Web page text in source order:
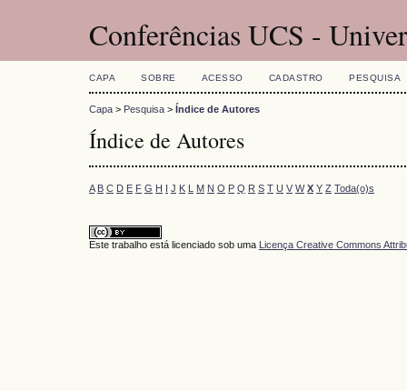
Conferências UCS -
CAPA SOBRE ACESSO CADASTRO PESQUISA
Capa > Pesquisa > Índice de Autores
Índice de Autores
A B C D E F G H I J K L M N O P Q R S T U V W X Y Z Toda(o)s
Este trabalho está licenciado sob uma Licença Creative Commons